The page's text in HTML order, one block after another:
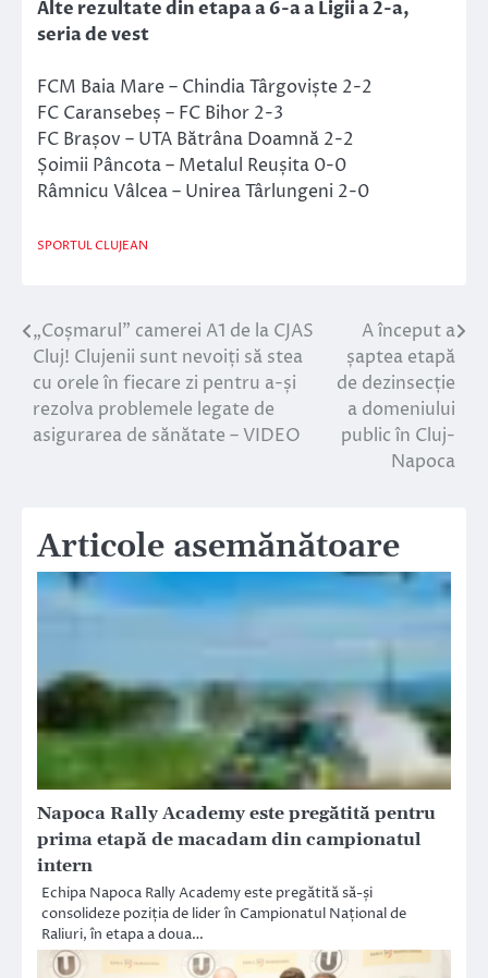
Alte rezultate din etapa a 6-a a Ligii a 2-a,
seria de vest
FCM Baia Mare – Chindia Târgoviște 2-2
FC Caransebeș – FC Bihor 2-3
FC Brașov – UTA Bătrâna Doamnă 2-2
Șoimii Pâncota – Metalul Reușita 0-0
Râmnicu Vâlcea – Unirea Târlungeni 2-0
SPORTUL CLUJEAN
Navigare
în
articole
„Coșmarul” camerei A1 de la CJAS
Cluj! Clujenii sunt nevoiți să stea
cu orele în fiecare zi pentru a-și
rezolva problemele legate de
asigurarea de sănătate – VIDEO
A început a
șaptea etapă
de dezinsecție
a domeniului
public în Cluj-
Napoca
Articole asemănătoare
Napoca Rally Academy este pregătită pentru
prima etapă de macadam din campionatul
intern
Echipa Napoca Rally Academy este pregătită să-și
consolideze poziția de lider în Campionatul Național de
Raliuri, în etapa a doua…